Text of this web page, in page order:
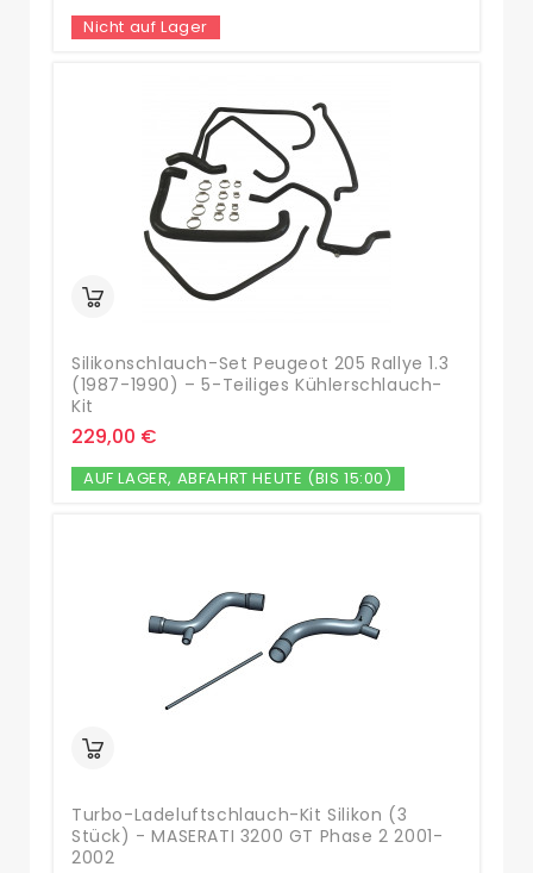
Nicht auf Lager
Silikonschlauch-Set Peugeot 205 Rallye 1.3
(1987-1990) – 5-Teiliges Kühlerschlauch-
Kit
229,00 €
AUF LAGER, ABFAHRT HEUTE (BIS 15:00)
Turbo-Ladeluftschlauch-Kit Silikon (3
Stück) - MASERATI 3200 GT Phase 2 2001-
2002